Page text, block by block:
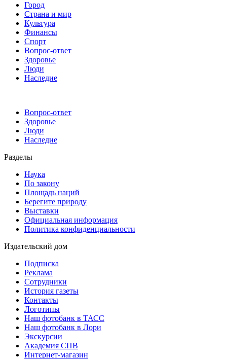
Город
Страна и мир
Культура
Финансы
Спорт
Вопрос-ответ
Здоровье
Люди
Наследие
Вопрос-ответ
Здоровье
Люди
Наследие
Разделы
Наука
По закону
Площадь наций
Берегите природу
Выставки
Официальная информация
Политика конфиденциальности
Издательский дом
Подписка
Реклама
Сотрудники
История газеты
Контакты
Логотипы
Наш фотобанк в ТАСС
Наш фотобанк в Лори
Экскурсии
Академия СПВ
Интернет-магазин